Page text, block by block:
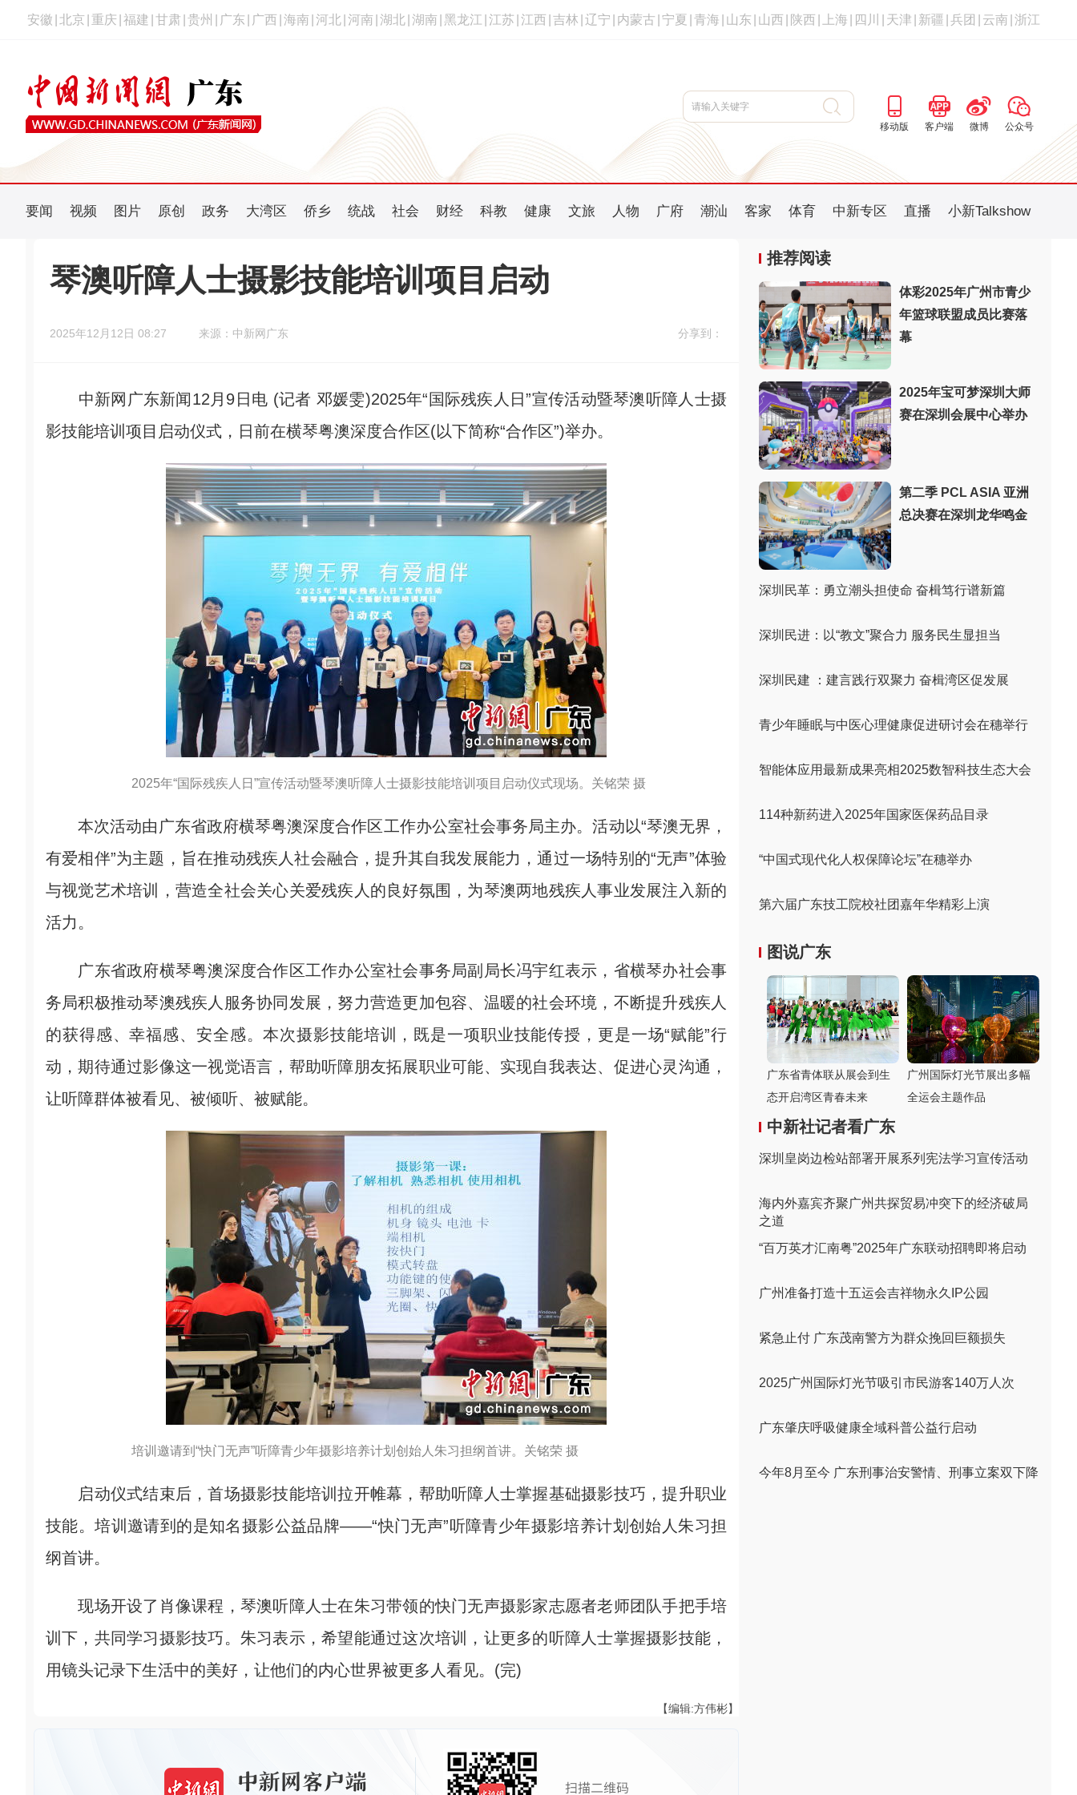
安徽 北京 重庆 福建 甘肃 贵州 广东 广西 海南 河北 河南 湖北 湖南 黑龙江 江苏 江西 吉林 辽宁 内蒙古 宁夏 青海 山东 山西 陕西 上海 四川 天津 新疆 兵团 云南 浙江
移动版 客户端 微博 公众号
要闻 视频 图片 原创 政务 大湾区 侨乡 统战 社会 财经 科教 健康 文旅 人物 广府 潮汕 客家 体育 中新专区 直播 小新Talkshow
琴澳听障人士摄影技能培训项目启动
2025年12月12日 08:27 来源：中新网广东 分享到：
中新网广东新闻12月9日电 (记者 邓媛雯)2025年“国际残疾人日”宣传活动暨琴澳听障人士摄
影技能培训项目启动仪式，日前在横琴粤澳深度合作区(以下简称“合作区”)举办。
2025年“国际残疾人日”宣传活动暨琴澳听障人士摄影技能培训项目启动仪式现场。关铭荣 摄
本次活动由广东省政府横琴粤澳深度合作区工作办公室社会事务局主办。活动以“琴澳无界，
有爱相伴”为主题，旨在推动残疾人社会融合，提升其自我发展能力，通过一场特别的“无声”体验
与视觉艺术培训，营造全社会关心关爱残疾人的良好氛围，为琴澳两地残疾人事业发展注入新的
活力。
广东省政府横琴粤澳深度合作区工作办公室社会事务局副局长冯宇红表示，省横琴办社会事
务局积极推动琴澳残疾人服务协同发展，努力营造更加包容、温暖的社会环境，不断提升残疾人
的获得感、幸福感、安全感。本次摄影技能培训，既是一项职业技能传授，更是一场“赋能”行
动，期待通过影像这一视觉语言，帮助听障朋友拓展职业可能、实现自我表达、促进心灵沟通，
让听障群体被看见、被倾听、被赋能。
培训邀请到“快门无声”听障青少年摄影培养计划创始人朱习担纲首讲。关铭荣 摄
启动仪式结束后，首场摄影技能培训拉开帷幕，帮助听障人士掌握基础摄影技巧，提升职业
技能。培训邀请到的是知名摄影公益品牌——“快门无声”听障青少年摄影培养计划创始人朱习担
纲首讲。
现场开设了肖像课程，琴澳听障人士在朱习带领的快门无声摄影家志愿者老师团队手把手培
训下，共同学习摄影技巧。朱习表示，希望能通过这次培训，让更多的听障人士掌握摄影技能，
用镜头记录下生活中的美好，让他们的内心世界被更多人看见。(完)
【编辑:方伟彬】
推荐阅读
体彩2025年广州市青少
年篮球联盟成员比赛落
幕
2025年宝可梦深圳大师
赛在深圳会展中心举办
第二季 PCL ASIA 亚洲
总决赛在深圳龙华鸣金
深圳民革：勇立潮头担使命 奋楫笃行谱新篇
深圳民进：以“教文”聚合力 服务民生显担当
深圳民建 ：建言践行双聚力 奋楫湾区促发展
青少年睡眠与中医心理健康促进研讨会在穗举行
智能体应用最新成果亮相2025数智科技生态大会
114种新药进入2025年国家医保药品目录
“中国式现代化人权保障论坛”在穗举办
第六届广东技工院校社团嘉年华精彩上演
图说广东
广东省青体联从展会到生
态开启湾区青春未来
广州国际灯光节展出多幅
全运会主题作品
中新社记者看广东
深圳皇岗边检站部署开展系列宪法学习宣传活动
海内外嘉宾齐聚广州共探贸易冲突下的经济破局
之道
“百万英才汇南粤”2025年广东联动招聘即将启动
广州准备打造十五运会吉祥物永久IP公园
紧急止付 广东茂南警方为群众挽回巨额损失
2025广州国际灯光节吸引市民游客140万人次
广东肇庆呼吸健康全域科普公益行启动
今年8月至今 广东刑事治安警情、刑事立案双下降